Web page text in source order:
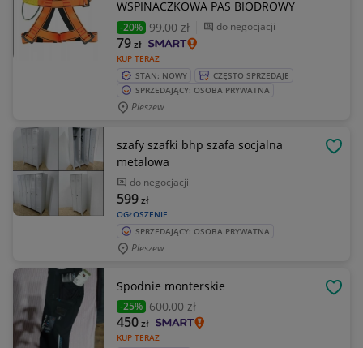
WSPINACZKOWA PAS BIODROWY
-20% 99,00 zł do negocjacji
KUP TERAZ
79zł
STAN: NOWY
CZĘSTO SPRZEDAJE
SPRZEDAJĄCY: OSOBA PRYWATNA
Pleszew
szafy szafki bhp szafa socjalna
metalowa
do negocjacji
OGŁOSZENIE
599zł
SPRZEDAJĄCY: OSOBA PRYWATNA
Pleszew
Spodnie monterskie
-25% 600,00 zł
KUP TERAZ
450zł